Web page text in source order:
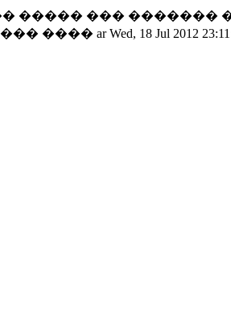
��� �������
���� ar Wed, 18 Jul 2012